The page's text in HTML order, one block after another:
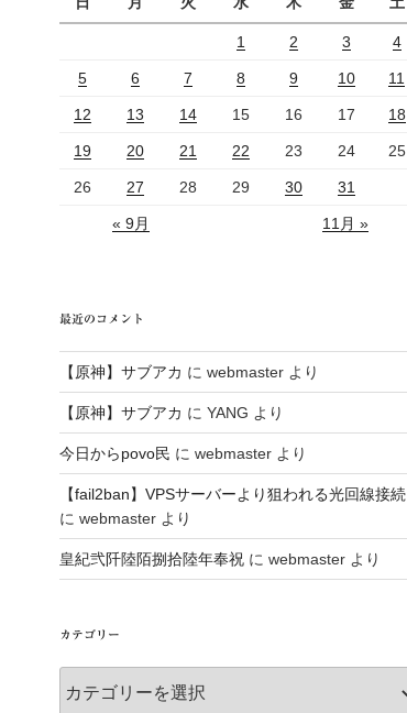
1 2 3 4
5 6 7 8 9 10 11
12 13 14 15 16 17 18
19 20 21 22 23 24 25
26 27 28 29 30 31
« 9月 11月 »
最近のコメント
【原神】サブアカ に webmasterより
【原神】サブアカ に YANG より
今日からpovo民 に webmasterより
【fail2ban】VPSサーバーより狙われる光回線接続
に webmasterより
皇紀弐阡陸陌捌拾陸年奉祝に webmasterより
カテゴリー
テ